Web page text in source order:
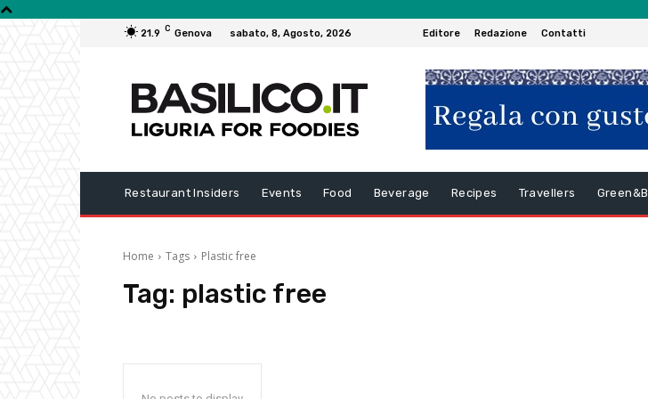
21.9 C Genova sabato, 8, Agosto, 2026 Editore Redazione Contatti
Restaurant Insiders Events Food Beverage Recipes Travellers
Home Tags Plastic free
Tag: plastic free